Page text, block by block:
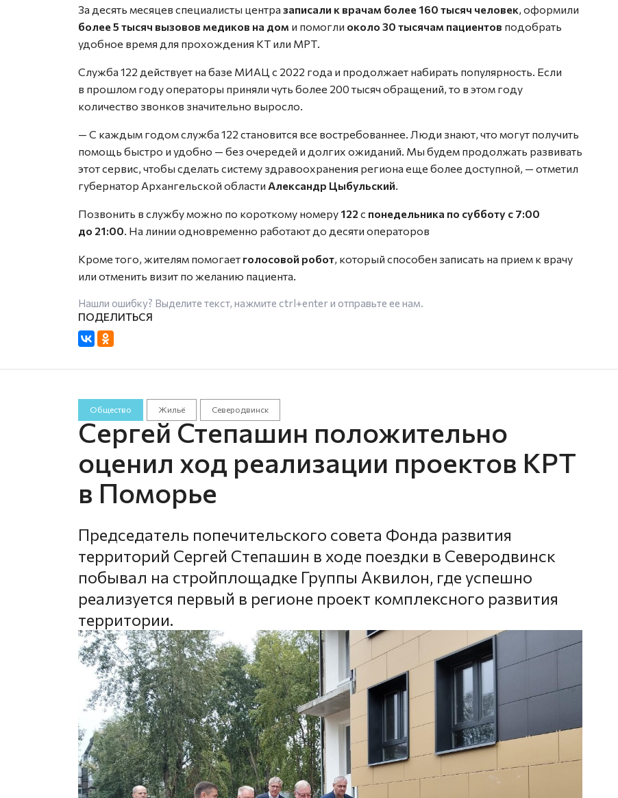
За десять месяцев специалисты центра записали к врачам более 160 тысяч человек, оформили
более 5 тысяч вызовов медиков на дом и помогли около 30 тысячам пациентов подобрать
удобное время для прохождения КТ или МРТ.
Служба 122 действует на базе МИАЦ с 2022 года и продолжает набирать популярность. Если
в прошлом году операторы приняли чуть более 200 тысяч обращений, то в этом году
количество звонков значительно выросло.
— С каждым годом служба 122 становится все востребованнее. Люди знают, что могут получить
помощь быстро и удобно — без очередей и долгих ожиданий. Мы будем продолжать развивать
этот сервис, чтобы сделать систему здравоохранения региона еще более доступной, — отметил
губернатор Архангельской области Александр Цыбульский.
Позвонить в службу можно по короткому номеру 122 с понедельника по субботу с 7:00
до 21:00. На линии одновременно работают до десяти операторов
Кроме того, жителям помогает голосовой робот, который способен записать на прием к врачу
или отменить визит по желанию пациента.
Нашли ошибку? Выделите текст, нажмите ctrl+enterи отправьте ее нам.
Общество Жильё Северодвинск
Сергей Степашин положительно
оценил ход реализации проектов КРТ
в Поморье
Председатель попечительского совета Фонда развития
территорий Сергей Степашин в ходе поездки в Северодвинск
побывал на стройплощадке Группы Аквилон, где успешно
реализуется первый в регионе проект комплексного развития
территории.